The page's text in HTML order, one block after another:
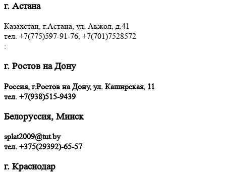
г. Астана
Казахстан, г.Астана, ул. Акжол, д.41
тел. +7(775)597-91-76, +7(701)7528572
:
г. Ростов на Дону
Россия, г.Ростов на Дону, ул. Каширская, 11
тел. +7(938)515-9439
Белоруссия, Минск
splat2009@tut.by
тел. +375(29392)-65-57
г. Краснодар